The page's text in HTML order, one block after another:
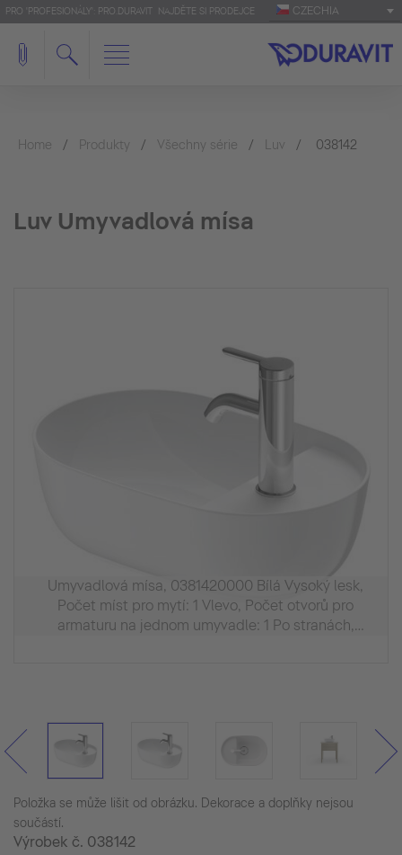
PRO 'PROFESIONÁLY': PRO.DURAVIT NAJDĚTE SI PRODEJCE CZECHIA
Home Produkty Všechny série Luv 038142
Luv Umyvadlová mísa
Umyvadlová mísa, 0381420000 Bílá Vysoký lesk,
Počet míst pro mytí: 1 Vlevo, Počet otvorů pro
armaturu na jednom umyvadle: 1 Po stranách,
Položka se může lišit od obrázku. Dekorace a doplňky nejsou
součástí.
Výrobek č. 038142